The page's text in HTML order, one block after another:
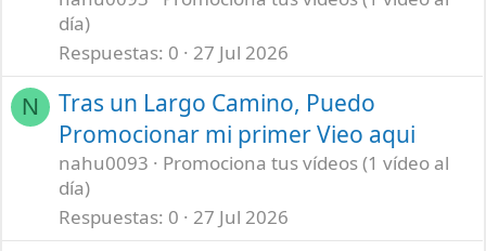
día)
Respuestas 0 27 Jul 2026
N
Tras un Largo Camino, Puedo
Promocionar mi primer Vieo aqui
nahu0093
Promociona tus vídeos (1 vídeo al
día)
Respuestas 0 27 Jul 2026